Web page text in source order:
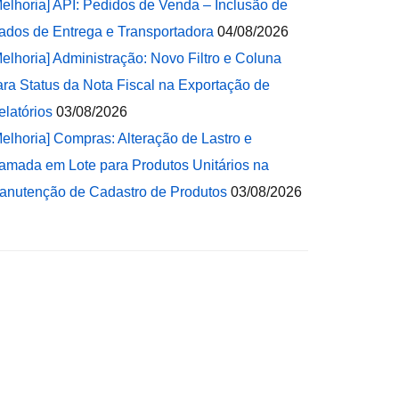
API: Pedidos de Venda – Inclusão de
de Entrega e Transportadora 04/08/2026
Administração: Novo Filtro e Coluna
Status da Nota Fiscal na Exportação de
03/08/2026
Compras: Alteração de Lastro e
em Lote para Produtos Unitários na
de Cadastro de Produtos 03/08/2026